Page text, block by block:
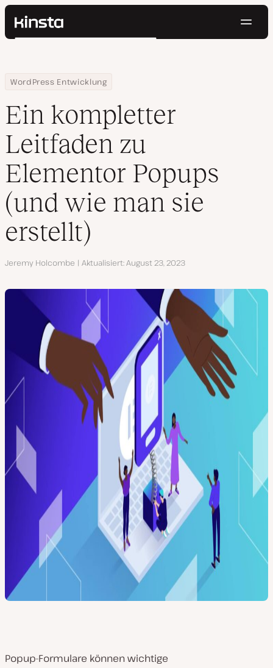
Kinsta®
Preise
Kontakt
Suchen
Home
Ressourcen Center
WordPress Entwicklung
Ein kompletter Leitfaden zu Elementor Popups (und wie man
Ein kompletter
Leitfaden zu
Elementor Popups
(und wie man sie
erstellt)
Autor
Jeremy Holcombe Aktualisiert August 23, 2023
Popup-Formulare können wichtige